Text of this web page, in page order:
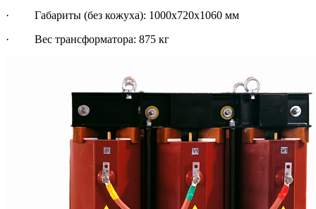
· Габариты (без кожуха): 1000х720х1060 мм
· Вес трансформатора: 875 кг